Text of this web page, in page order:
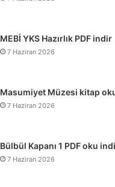
MEBİ YKS Hazırlık PDF indir
7 Haziran 2026
Masumiyet Müzesi kitap
7 Haziran 2026
Bülbül Kapanı 1 PDF oku
7 Haziran 2026